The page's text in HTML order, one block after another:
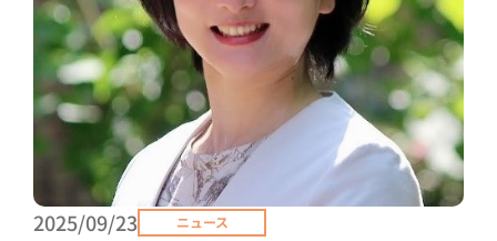
2025/09/23 ニュース